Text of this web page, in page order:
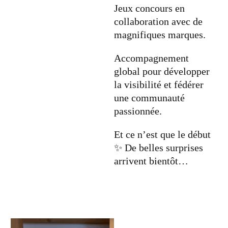
Jeux concours en
collaboration avec de
magnifiques marques.
Accompagnement
global pour développer
la visibilité et fédérer
une communauté
passionnée.
Et ce n’est que le début
✨ De belles surprises
arrivent bientôt…